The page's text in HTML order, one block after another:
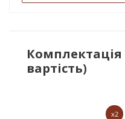
вартість)
x2